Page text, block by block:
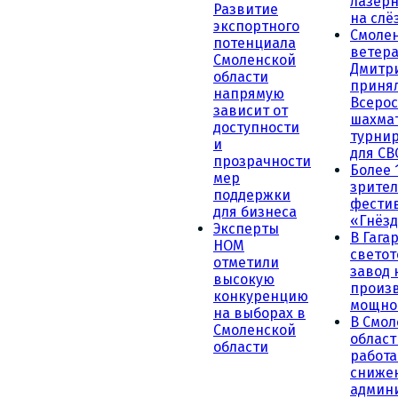
Развитие
экспортного
потенциала
Смоленской
области
напрямую
зависит от
доступности
и
прозрачности
мер
поддержки
для бизнеса
Эксперты
НОМ
отметили
высокую
конкуренцию
на выборах в
Смоленской
области
на
для
Более
В
завод
В